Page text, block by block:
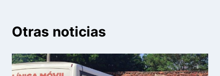
Otras noticias